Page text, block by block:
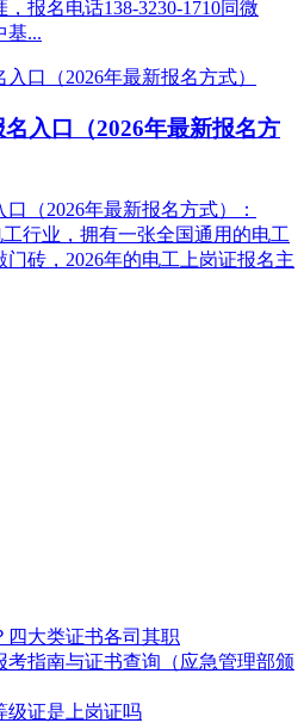
报名电话138-3230-1710同微
基...
入口（2026年最新报名方
（2026年最新报名方式）：
工行业，拥有一张全国通用的电工
门砖，2026年的电工上岗证报名主
四大类证书各司其职
考指南与证书查询（应急管理部颁
级证是上岗证吗